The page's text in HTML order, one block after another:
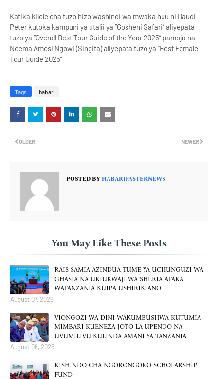
Katika kilele cha tuzo hizo washindi wa mwaka huu ni Daudi
Peter kutoka kampuni ya utalii ya “Gosheni Safari” aliyepata
tuzo ya “Overall Best Tour Guide of the Year 2025” pamoja na
Neema Amosi Ngowi (Singita) aliyepata tuzo ya “Best Female
Tour Guide 2025”
Tags habari
NEWER
OLDER
POSTED BY HABARIFASTERNEWS
You May Like These Posts
RAIS SAMIA AZINDUA TUME YA UCHUNGUZI WA
GHASIA NA UKIUKWAJI WA SHERIA ATAKA
WATANZANIA KUIPA USHIRIKIANO
August 07, 2026
VIONGOZI WA DINI WAKUMBUSHWA KUTUMIA
MIMBARI KUENEZA JOTO LA UPENDO NA
UVUMILIVU KULINDA AMANI YA TANZANIA
August 06, 2026
KISHINDO CHA NGORONGORO SCHOLARSHIP
FUND